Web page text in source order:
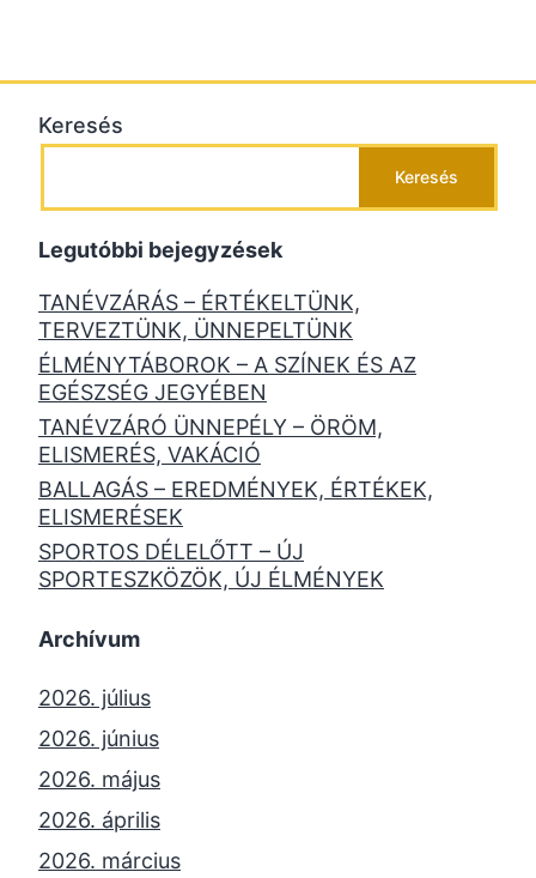
Keresés
Keresés
Legutóbbi bejegyzések
TANÉVZÁRÁS – ÉRTÉKELTÜNK,
TERVEZTÜNK, ÜNNEPELTÜNK
ÉLMÉNYTÁBOROK – A SZÍNEK ÉS AZ
EGÉSZSÉG JEGYÉBEN
TANÉVZÁRÓ ÜNNEPÉLY – ÖRÖM,
ELISMERÉS, VAKÁCIÓ
BALLAGÁS – EREDMÉNYEK, ÉRTÉKEK,
ELISMERÉSEK
SPORTOS DÉLELŐTT – ÚJ
SPORTESZKÖZÖK, ÚJ ÉLMÉNYEK
Archívum
2026. július
2026. június
2026. május
2026. április
2026. március